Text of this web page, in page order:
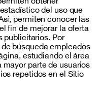
del uso que
permiten conocer las
fin de mejorar la oferta
Por
búsqueda empleados
estudiando el área
parte de usuarios
repetidos en el Sitio